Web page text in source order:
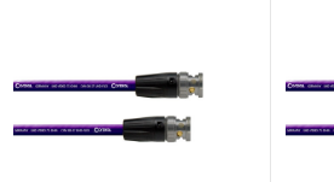
Мультикорный видео кабель
Готовый видео радиочастотный кабель